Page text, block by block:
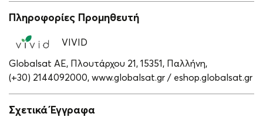
Πληροφορίες Προμηθευτή
VIVID
Globalsat ΑΕ, Πλουτάρχου 21, 15351, Παλλήνη,
(+30) 2144092000, www.globalsat.gr / eshop.globalsat.gr
Σχετικά Έγγραφα